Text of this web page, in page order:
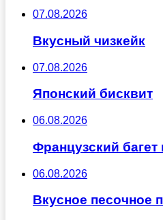
07.08.2026
Вкусный чизкейк
07.08.2026
Японский бисквит
06.08.2026
Французский багет
06.08.2026
Вкусное песочное